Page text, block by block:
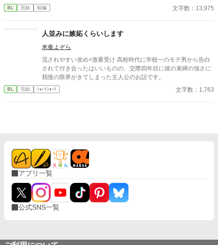
は優しいけど意地悪で、いつも俺の心臓を高鳴らせてくる——だ
けどそれだけだ。この前、喧嘩をした。それきり彼と話していな
見つけた王子の側には可憐な女の子。彼女が彼に寄り掛かって二
人がキスをしている。 その瞬間、目の前が真っ黒になった。もう
無理だ。俺がスイッチが切れたようにその場に立ち尽くした、そ
の時だった。前にいる彼から聞いたこともない怒声が俺の耳に届
いたのは。 ⚪︎佐藤玲央……微笑みの王子と呼ばれ、常に笑顔を絶
やさない。物腰柔らかな姿勢に男女問わずモテる ⚪︎中田真……両
スに馴染めず誰とも話さないので王子しか知らないし、これから
BL 完結 短編 文字数：13,975
人並みに嫉妬くらいします
米奏よぞら
流されやすい攻め×激重受け 高校時代に学校一のモテ男から告白
されて付き合ったはいいものの、交際四年目に彼の束縛の強さに
我慢の限界がきてしまった主人公のお話です。
BL 完結 ｼｮｰﾄｼｮｰﾄ 文字数：1,763
アプリ一覧
公式SNS一覧